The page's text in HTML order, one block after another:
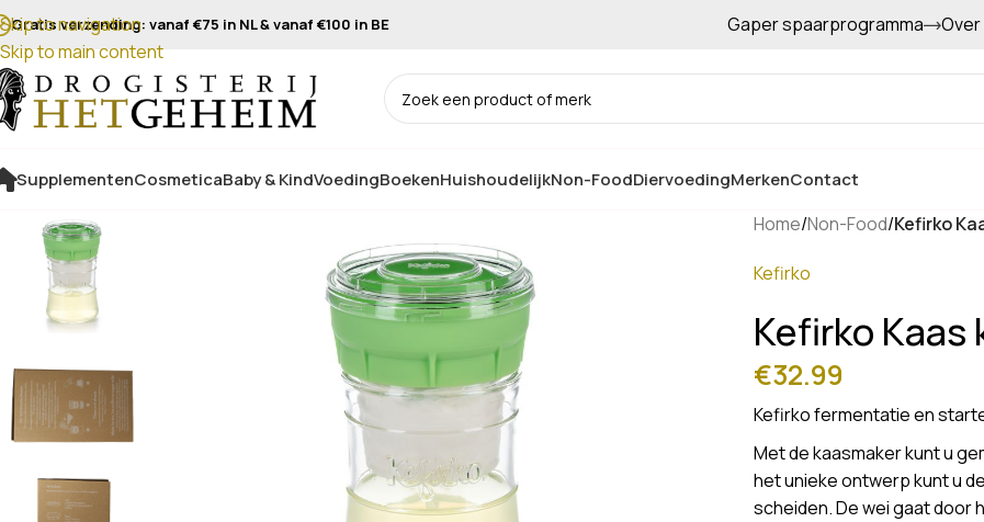
Skip to navigation
Skip to main content
Gratis verzending: vanaf €75 in NL & vanaf €100 in BE Gratis afhalen in de winkelGaper spaarprogramma
SupplementenCosmeticaBaby & KindVoedingBoekenHuishoudelijkNon-FoodDiervoedingMerkenContact
Home/Non-Food/Kefirko
Kefirko
Kefirko Kaas
€32.99
Kefirko fermentatie en
Met de kaasmaker kunt u
het unieke ontwerp kunt u
scheiden. De wei gaat door